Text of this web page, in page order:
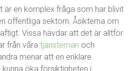
är en komplex fråga som har blivit
offentliga sektorn. Åsikterna om
Vissa hävdar att det är alltför
från våratjänstemän och
menar att en enklare
öka försiktigheten i